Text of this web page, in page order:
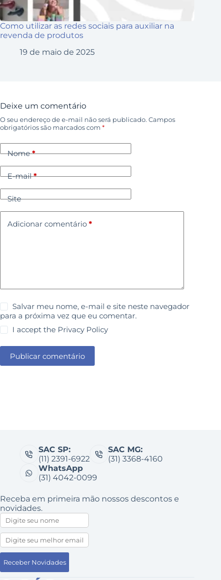
Como utilizar as redes sociais para auxiliar na
revenda de produtos
19 de maio de 2025
Deixe um comentário
O seu endereço de e-mail não será publicado. Campos
obrigatórios são marcados com *
Nome*
E-mail*
Site
Adicionar comentário *
Salvar meu nome, e-mail e site neste navegador
para a próxima vez que eu comentar.
I accept the Privacy Policy
Publicar comentário
SAC SP:
(11) 2391-6922
SAC MG:
(31) 3368-4160
WhatsApp
(31) 4042-0099
Receba em primeira mão nossos descontos e
novidades.